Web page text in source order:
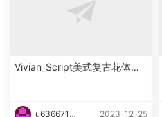
Vivian_Script美式复古花体英
u6366719 2023-12-25